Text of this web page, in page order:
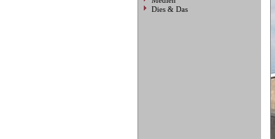
Dies & Das